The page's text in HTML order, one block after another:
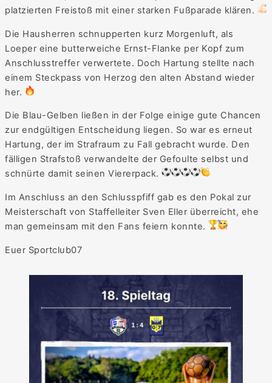
platzierten Freistoß mit einer starken Fußparade klären.
Die Hausherren schnupperten kurz Morgenluft, als
Loeper eine butterweiche Ernst-Flanke per Kopf zum
Anschlusstreffer verwertete. Doch Hartung stellte nach
einem Steckpass von Herzog den alten Abstand wieder
her.
Die Blau-Gelben ließen in der Folge einige gute Chancen
zur endgültigen Entscheidung liegen. So war es erneut
Hartung, der im Strafraum zu Fall gebracht wurde. Den
fälligen Strafstoß verwandelte der Gefoulte selbst und
schnürte damit seinen Viererpack.
Im Anschluss an den Schlusspfiff gab es den Pokal zur
Meisterschaft von Staffelleiter Sven Eller überreicht, ehe
man gemeinsam mit den Fans feiern konnte.
Euer Sportclub07